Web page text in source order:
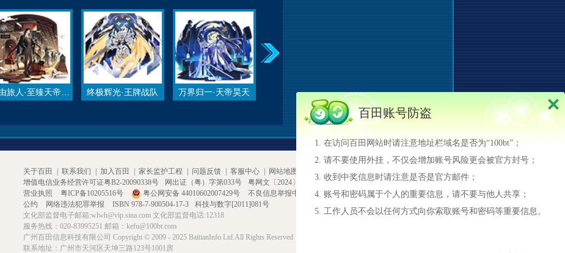
终极辉光·王牌战队 万界归一·天帝昊天
关于百田 联系我们 加入百田 家长监护工程 问题反馈 客服中心 网站地图
隐私政策
增值电信业务经营许可证粤B2-20090338号
网出证（粤）字第033号
粤网文〔2024〕2710-188号
营业执照
粤ICP备10205516号 粤公网安备 44010602007429号 不良信息举报中心
网络游戏行业防沉迷自律
公约
网络违法犯罪举报 ISBN 978-7-900504-17-3
科技与数字[2011]081号
文化部监督电子邮箱:wlwh@vip.sina.com 文化部监督电话:12318
服务热线：020-83995251 邮箱：kefu@100bt.com
广州百田信息科技有限公司 Copyright © 2009 - 2025 BaitianInfo Ltd.All Rights Reserved
联系地址：广州市天河区天坤三路123号1001房